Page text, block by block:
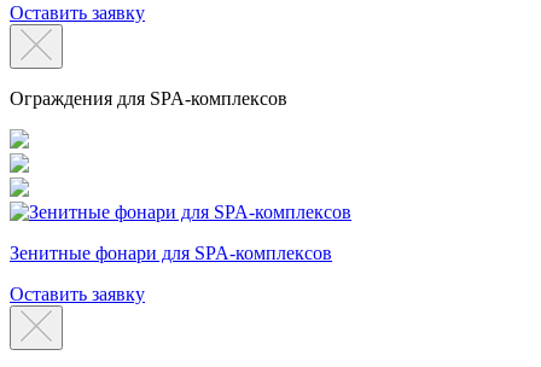
Оставить заявку
Ограждения для SPA-комплексов
Зенитные фонари для SPA-комплексов
Оставить заявку